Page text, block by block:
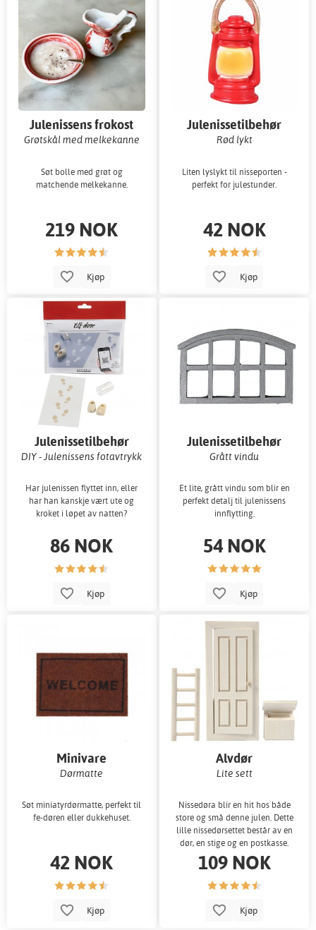
Julenissens frokost
Grøtskål med melkekanne
Søt bolle med grøt og
matchende melkekanne.
219 NOK
Kjøp
Julenissetilbehør
Rød lykt
Liten lyslykt til nisseporten -
perfekt for julestunder.
42 NOK
Kjøp
Julenissetilbehør
DIY - Julenissens fotavtrykk
Har julenissen flyttet inn, eller
har han kanskje vært ute og
kroket i løpet av natten?
86 NOK
Kjøp
Julenissetilbehør
Grått vindu
Et lite, grått vindu som blir en
perfekt detalj til julenissens
innflytting.
54 NOK
Kjøp
Minivare
Dørmatte
Søt miniatyrdørmatte, perfekt til
fe-døren eller dukkehuset.
42 NOK
Kjøp
Alvdør
Lite sett
Nissedøra blir en hit hos både
store og små denne julen. Dette
lille nissedørsettet består av en
dør, en stige og en postkasse.
109 NOK
Kjøp